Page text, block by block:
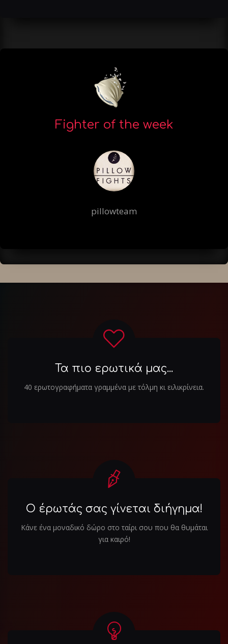
Fighter of the week
pillowteam
Τα πιο ερωτικά μας...
40 ερωτογραφήματα γραμμένα με τόλμη κι ειλικρίνεια.
Ο έρωτάς σας γίνεται διήγημα!
Κάνε ένα μοναδικό δώρο στο ταίρι σου που θα θυμάται
για καιρό!